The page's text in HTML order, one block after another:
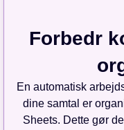
Forbedr
En automatisk
dine samtal er
Sheets. Dette gør